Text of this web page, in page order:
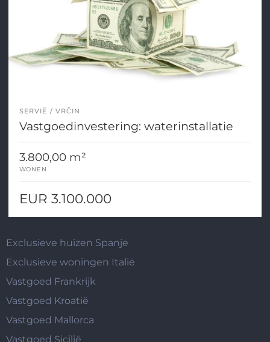
SERVIË VRČIN
Vastgoedinvestering: waterinstallatie
3.800,00 m²
WONEN
EUR 3.100.000
Exclusieve huizen Spanje
Exclusieve woningen Italië
Vastgoed Frankrijk
Vastgoed Kroatië
Vastgoed Mallorca
Vastgoed Sicilië